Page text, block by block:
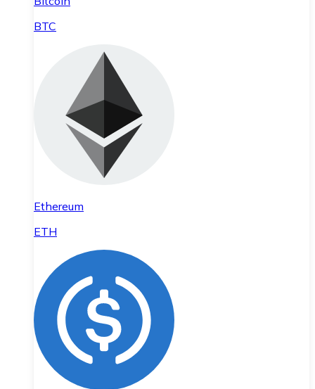
BTC
Ethereum
ETH